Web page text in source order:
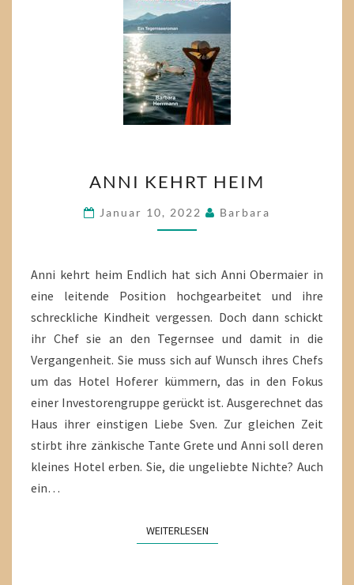
KEHRT
HEIM
ANNI KEHRT HEIM
Januar 10, 2022 Barbara
Anni kehrt heim Endlich hat sich Anni Obermaier in
eine leitende Position hochgearbeitet und ihre
schreckliche Kindheit vergessen. Doch dann schickt
ihr Chef sie an den Tegernsee und damit in die
Vergangenheit. Sie muss sich auf Wunsch ihres Chefs
um das Hotel Hoferer kümmern, das in den Fokus
einer Investorengruppe gerückt ist. Ausgerechnet das
Haus ihrer einstigen Liebe Sven. Zur gleichen Zeit
stirbt ihre zänkische Tante Grete und Anni soll deren
kleines Hotel erben. Sie, die ungeliebte Nichte? Auch
ein…
WEITERLESENWEITERLESEN